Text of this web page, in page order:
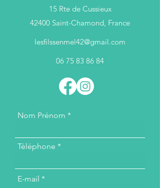
15 Rte de Cussieux
42400 Saint-Chamond, France
lesfilssenmel42@gmail.com
06 75 83 86 84
Nom Prénom
Téléphone
E-mail